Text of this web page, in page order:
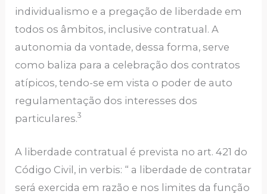
individualismo e a pregação de liberdade em
todos os âmbitos, inclusive contratual. A
autonomia da vontade, dessa forma, serve
como baliza para a celebração dos contratos
atípicos, tendo-se em vista o poder de auto
regulamentação dos interesses dos
particulares.3
A liberdade contratual é prevista no art. 421 do
Código Civil, in verbis: “ a liberdade de contratar
será exercida em razão e nos limites da função